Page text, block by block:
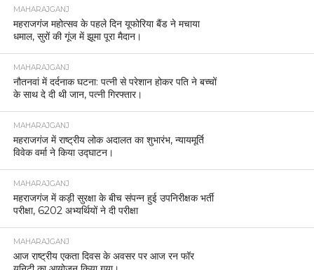
MAHARAJGANJ
महराजगंज महोत्सव के पहले दिन यूफोरिया बैंड ने मचाया
धमाल, सुरों की गूंज में झूमा पूरा मैदान।
MAHARAJGANJ
नौतनवां में दर्दनाक घटना: पत्नी से परेशान होकर पति ने बच्चों
के साथ दे दी थी जान, पत्नी गिरफ्तार।
MAHARAJGANJ
महराजगंज में राष्ट्रीय लोक अदालत का शुभारंभ, न्यायमूर्ति
विवेक वर्मा ने किया उद्घाटन।
MAHARAJGANJ
महराजगंज में कड़ी सुरक्षा के बीच संपन्न हुई उपनिरीक्षक भर्ती
परीक्षा, 6202 अभ्यर्थियों ने दी परीक्षा
MAHARAJGANJ
आज राष्ट्रीय एकता दिवस के अवसर पर आज रन फॉर